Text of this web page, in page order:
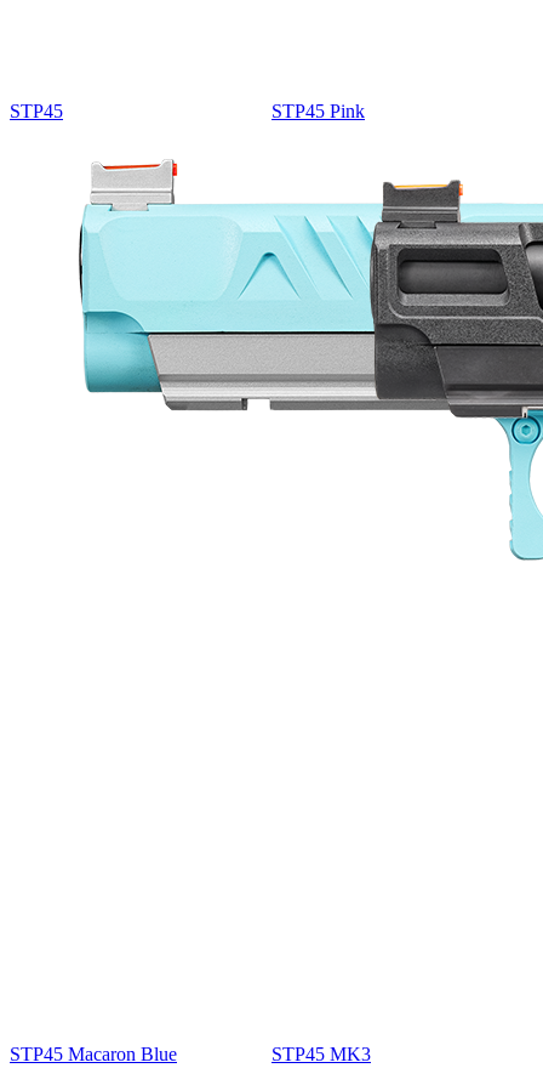
STP45 STP45 Pink
STP45 Macaron Blue STP45 MK3